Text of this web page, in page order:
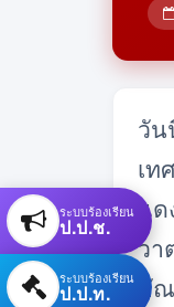
วัน
เท
แ
วา
บั
ระบบร้องเรียน
ป.ป.ช.
ระบบร้องเรียน
ป.ป.ท.